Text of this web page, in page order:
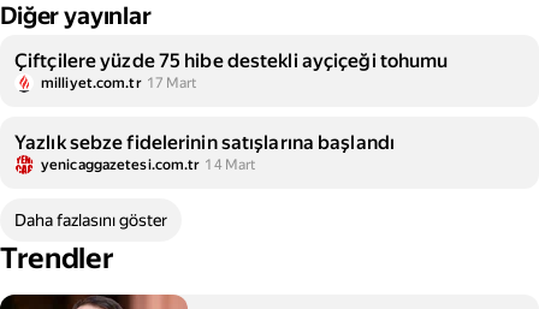
Diğer yayınlar
Çiftçilere yüzde 75 hibe destekli ayçiçeği tohumu
milliyet.com.tr 17 Mart
Yazlık sebze fidelerinin satışlarına başlandı
yenicaggazetesi.com.tr 14 Mart
Daha fazlasını göster
Trendler